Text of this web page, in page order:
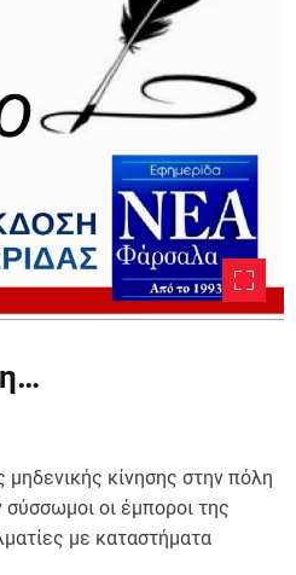
μηδενικής κίνησης στην πόλη
οι έμποροι της
με καταστήματα